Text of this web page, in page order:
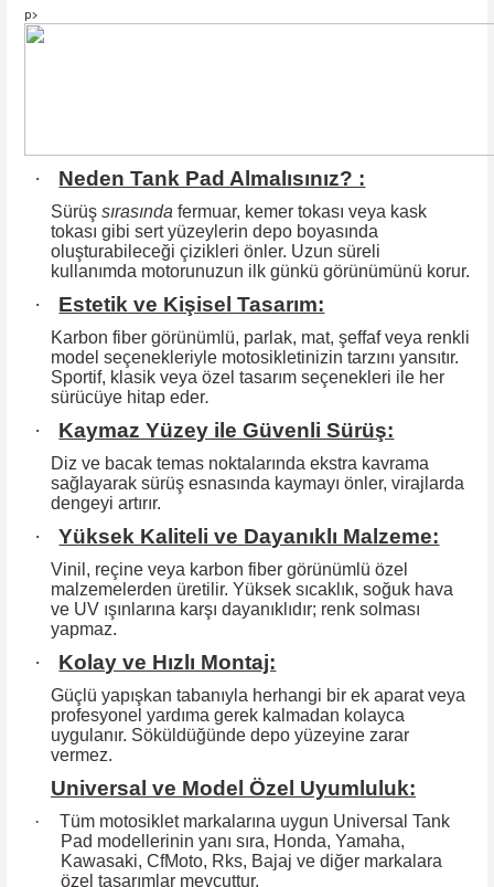
p>
· Neden Tank Pad Almalısınız? :
Sürüş sırasında fermuar, kemer tokası veya kask
tokası gibi sert yüzeylerin depo boyasında
oluşturabileceği çizikleri önler. Uzun süreli
kullanımda motorunuzun ilk günkü görünümünü korur.
· Estetik ve Kişisel Tasarım:
Karbon fiber görünümlü, parlak, mat, şeffaf veya renkli
model seçenekleriyle motosikletinizin tarzını yansıtır.
Sportif, klasik veya özel tasarım seçenekleri ile her
sürücüye hitap eder.
· Kaymaz Yüzey ile Güvenli Sürüş:
Diz ve bacak temas noktalarında ekstra kavrama
sağlayarak sürüş esnasında kaymayı önler, virajlarda
dengeyi artırır.
· Yüksek Kaliteli ve Dayanıklı Malzeme:
Vinil, reçine veya karbon fiber görünümlü özel
malzemelerden üretilir. Yüksek sıcaklık, soğuk hava
ve UV ışınlarına karşı dayanıklıdır; renk solması
yapmaz.
· Kolay ve Hızlı Montaj:
Güçlü yapışkan tabanıyla herhangi bir ek aparat veya
profesyonel yardıma gerek kalmadan kolayca
uygulanır. Söküldüğünde depo yüzeyine zarar
vermez.
Universal ve Model Özel Uyumluluk:
·
Tüm motosiklet markalarına uygun Universal Tank
Pad modellerinin yanı sıra, Honda, Yamaha,
Kawasaki, CfMoto, Rks, Bajaj ve diğer markalara
özel tasarımlar mevcuttur.